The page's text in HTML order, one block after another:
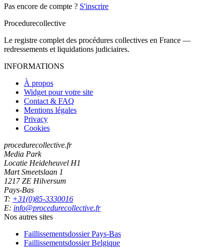
Pas encore de compte ? S'inscrire
Procedurecollective
Le registre complet des procédures collectives en France —
redressements et liquidations judiciaires.
INFORMATIONS
À propos
Widget pour votre site
Contact & FAQ
Mentions légales
Privacy
Cookies
procedurecollective.fr
Media Park
Locatie Heideheuvel H1
Mart Smeetslaan 1
1217 ZE Hilversum
Pays-Bas
T: +31(0)85-3330016
E: info@procedurecollective.fr
Nos autres sites
Faillissementsdossier Pays-Bas
Faillissementsdossier Belgique